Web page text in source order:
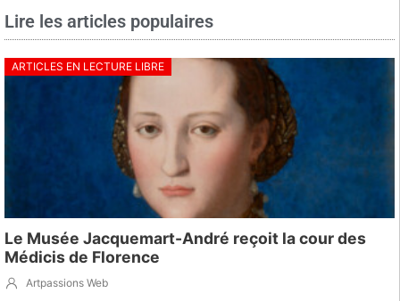
Lire les articles populaires
ARTICLES EN LECTURE LIBRE
Le Musée Jacquemart-André reçoit la cour des
Médicis de Florence
Artpassions Web